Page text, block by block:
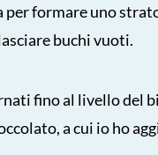
per formare uno
buchi vuoti.
fino al livello del
a cui io ho